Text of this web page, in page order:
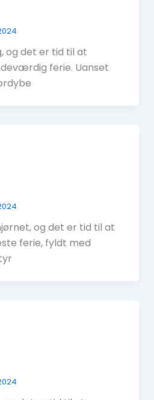
og det er tid til at
ferie. Uanset
og det er tid til at
ferie, fyldt med